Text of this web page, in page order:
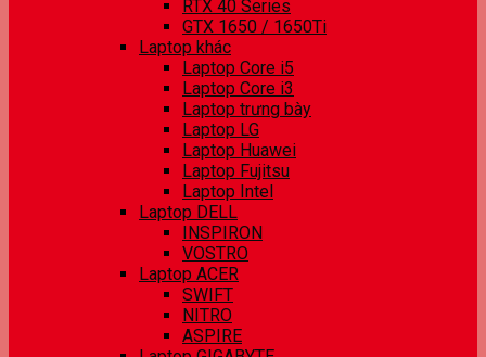
RTX 40 Series
GTX 1650 / 1650Ti
Laptop khác
Laptop Core i5
Laptop Core i3
Laptop trưng bày
Laptop LG
Laptop Huawei
Laptop Fujitsu
Laptop Intel
Laptop DELL
INSPIRON
VOSTRO
Laptop ACER
SWIFT
NITRO
ASPIRE